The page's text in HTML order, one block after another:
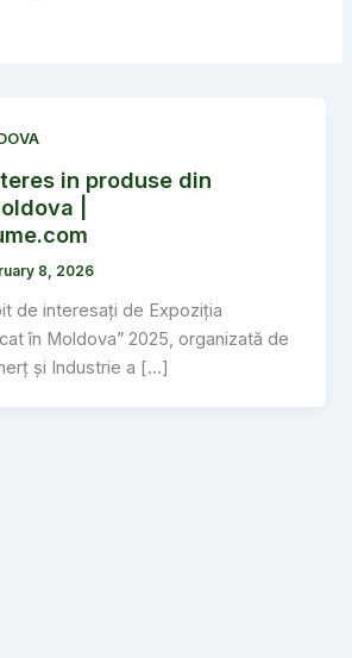
in produse din
|
8, 2026
de interesați de Expoziția
în Moldova” 2025, organizată de
și Industrie a […]